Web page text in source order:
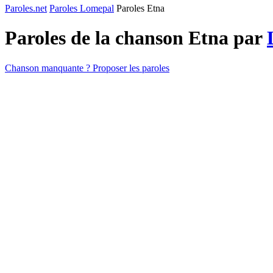
Paroles.net Paroles Lomepal Paroles Etna
Paroles de la chanson Etna par
Chanson manquante ? Proposer les paroles